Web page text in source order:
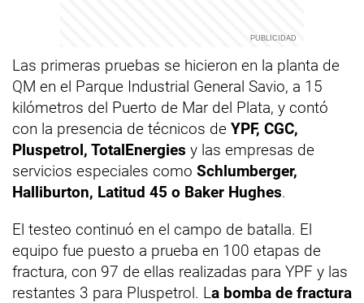
Las primeras pruebas se hicieron en la planta de
QM en el Parque Industrial General Savio, a 15
kilómetros del Puerto de Mar del Plata, y contó
con la presencia de técnicos de YPF, CGC,
Pluspetrol, TotalEnergies y las empresas de
servicios especiales como Schlumberger,
Halliburton, Latitud 45 o Baker Hughes.
El testeo continuó en el campo de batalla. El
equipo fue puesto a prueba en 100 etapas de
fractura, con 97 de ellas realizadas para YPF y las
restantes 3 para Pluspetrol. La bomba de fractura